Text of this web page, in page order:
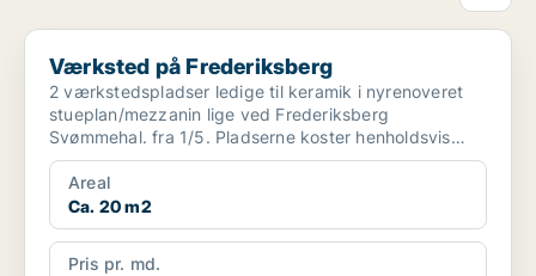
Værksted på Frederiksberg
Værksted på Frederiksberg
2 værkstedspladser ledige til keramik i nyrenoveret
stueplan/mezzanin lige ved Frederiksberg
Svømmehal. fra 1/5. Pladserne koster henholdsvis
2650 & 3400 pr ...
Areal
Ca. 20 m2
Pris pr. md.